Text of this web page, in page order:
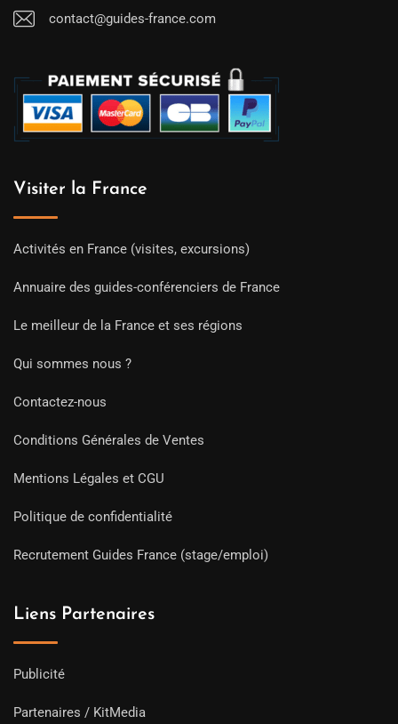
contact@guides-france.com
Visiter la France
Activités en France (visites, excursions)
Annuaire des guides-conférenciers de France
Le meilleur de la France et ses régions
Qui sommes nous ?
Contactez-nous
Conditions Générales de Ventes
Mentions Légales et CGU
Politique de confidentialité
Recrutement Guides France (stage/emploi)
Liens Partenaires
Publicité
Partenaires / KitMedia